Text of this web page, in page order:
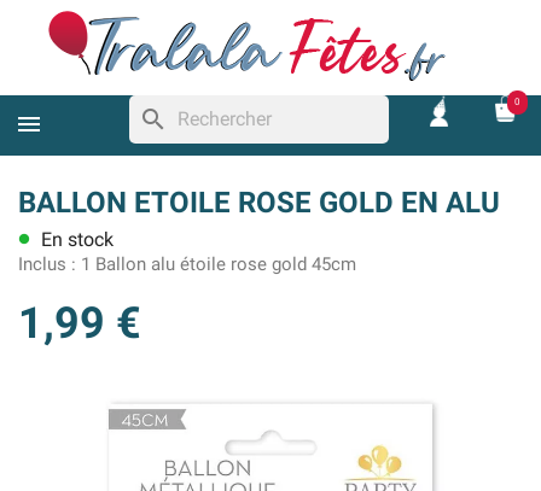
search
0
BALLON ETOILE ROSE GOLD EN ALU
lens En stock
Inclus : 1 Ballon alu étoile rose gold 45cm
1,99 €